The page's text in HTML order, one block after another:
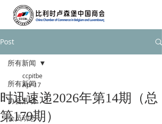
Post
所有新闻
协会活动
会员动态
所有新闻
时迅速递2026年第14期（总
第179期）
ccpitbe
Apr 17